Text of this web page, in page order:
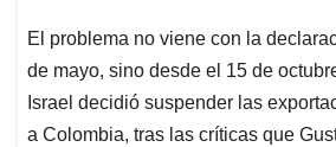
El problema no viene con la
de mayo, sino desde el 15 de
Israel decidió suspender las
a Colombia, tras las críticas que